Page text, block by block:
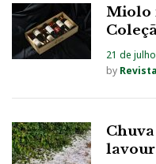
Miolo
21 de
by